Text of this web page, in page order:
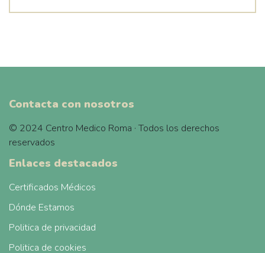
Contacta con nosotros
© 2024 Centro Medico Roma · Todos los derechos
reservados
Enlaces destacados
Certificados Médicos
Dónde Estamos
Politica de privacidad
Politica de cookies